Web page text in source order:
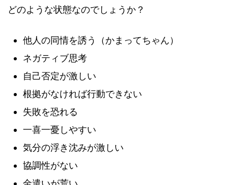
どのような状態なのでしょうか？
他人の同情を誘う（かまってちゃん）
ネガティブ思考
自己否定が激しい
根拠がなければ行動できない
失敗を恐れる
一喜一憂しやすい
気分の浮き沈みが激しい
協調性がない